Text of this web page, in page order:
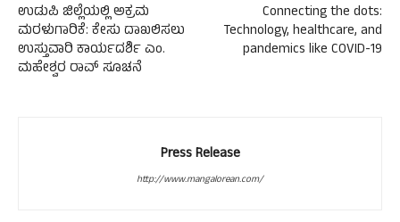
ಉಡುಪಿ ಜಿಲ್ಲೆಯಲ್ಲಿ ಅಕ್ರಮ
ಮರಳುಗಾರಿಕೆ: ಕೇಸು ದಾಖಲಿಸಲು
ಉಸ್ತುವಾರಿ ಕಾರ್ಯದರ್ಶಿ ಎಂ.
ಮಹೇಶ್ವರ ರಾವ್ ಸೂಚನೆ
Connecting the dots:
Technology, healthcare, and
pandemics like COVID-19
Press Release
http://www.mangalorean.com/